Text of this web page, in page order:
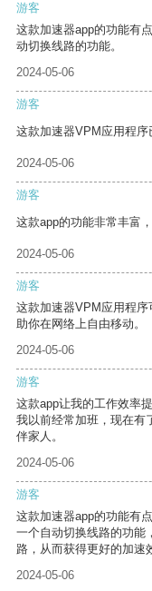
游客
这款加速器app的功能有
动切换线路的功能。
2024-05-06
游客
这款加速器VPM应用程序
2024-05-06
游客
这款app的功能非常丰富
2024-05-06
游客
这款加速器VPM应用程
助你在网络上自由移动。
2024-05-06
游客
这款app让我的工作效率
我以前经常加班，现在有
伴家人。
2024-05-06
游客
这款加速器app的功能有
一个自动切换线路的功能
路，从而获得更好的加速
2024-05-06